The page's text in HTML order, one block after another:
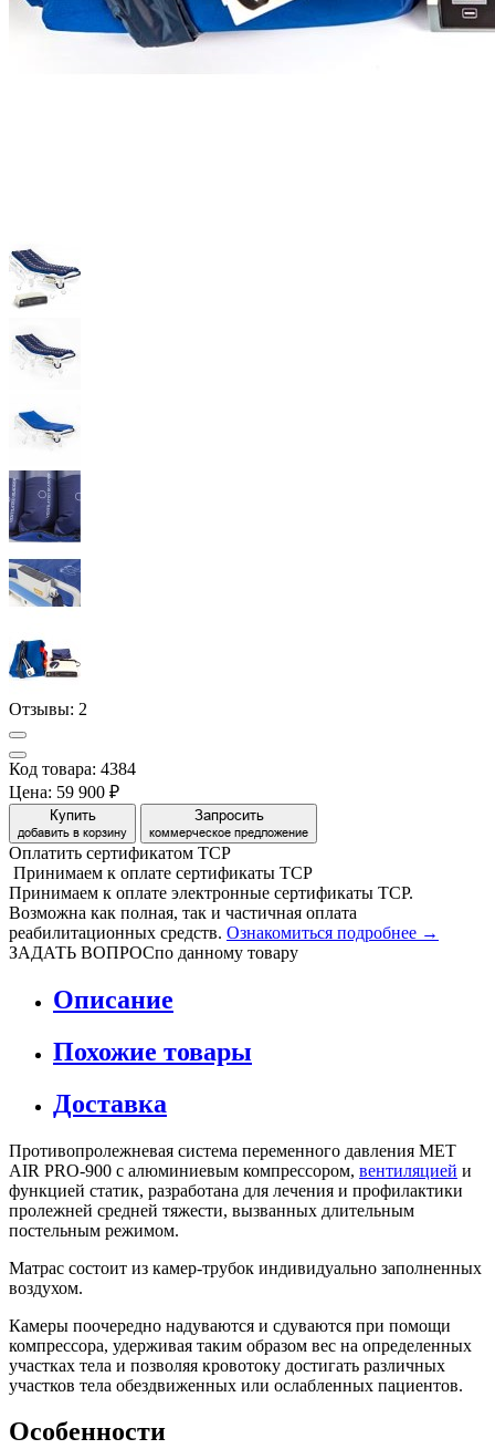
Отзывы: 2
Код товара: 4384
Цена: 59 900 ₽
Купить
добавить в корзину
Запросить
коммерческое предложение
Оплатить сертификатом ТСР
Принимаем к оплате сертификаты ТСР
Принимаем к оплате электронные сертификаты ТСР.
Возможна как полная, так и частичная оплата
реабилитационных средств. Ознакомиться подробнее →
ЗАДАТЬ ВОПРОСпо данному товару
Описание
Похожие товары
Доставка
Противопролежневая система переменного давления MET
AIR PRO-900 с алюминиевым компрессором, вентиляцией и
функцией статик, разработана для лечения и профилактики
пролежней средней тяжести, вызванных длительным
постельным режимом.
Матрас состоит из камер-трубок индивидуально заполненных
воздухом.
Камеры поочередно надуваются и сдуваются при помощи
компрессора, удерживая таким образом вес на определенных
участках тела и позволяя кровотоку достигать различных
участков тела обездвиженных или ослабленных пациентов.
Особенности